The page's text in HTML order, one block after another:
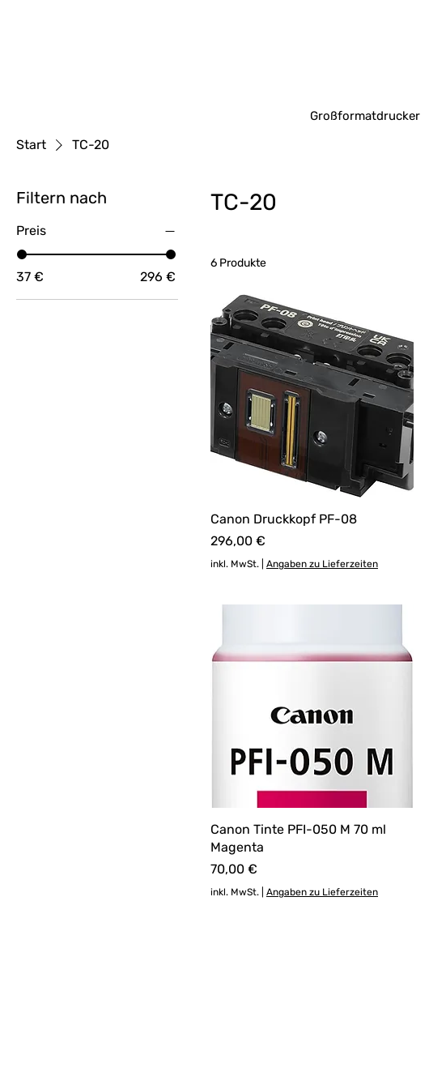
Großformatdrucker
Start TC-20
Filtern nach
Preis
37 € 296 €
TC-20
6 Produkte
Canon Druckkopf PF-08
Preis
296,00 €
inkl. MwSt. Angaben zu Lieferzeiten
Canon Tinte PFI-050 M 70 ml
Magenta
Preis
70,00 €
inkl. MwSt. Angaben zu Lieferzeiten